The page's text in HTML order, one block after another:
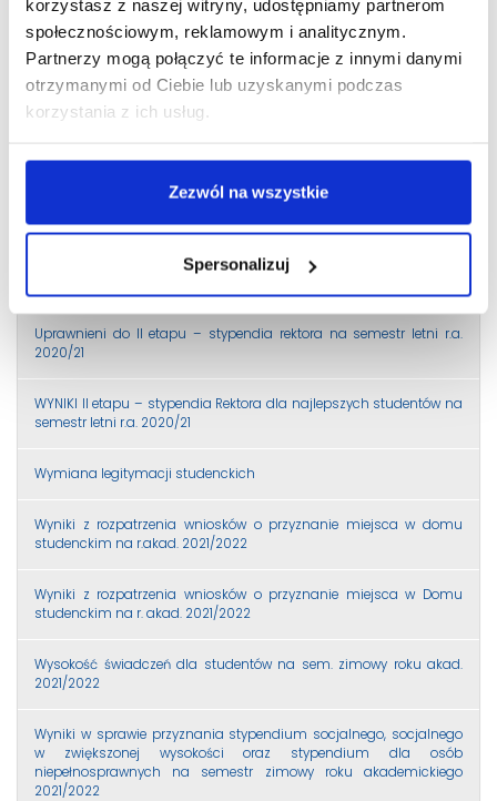
korzystasz z naszej witryny, udostępniamy partnerom
społecznościowym, reklamowym i analitycznym.
Partnerzy mogą połączyć te informacje z innymi danymi
otrzymanymi od Ciebie lub uzyskanymi podczas
korzystania z ich usług.
Zezwól na wszystkie
Spersonalizuj
2020/2021
Liczenie średniej dla studentów studiów II stopnia
Przedłużony termin składania wniosków o stypendium Rektora dla
Wyniki w sprawie przyznania stypendium socjalnego oraz
akademickiego 2020/2021
Uprawnieni do II etapu – stypendia rektora na semestr letni r.a.
2020/21
WYNIKI II etapu – stypendia Rektora dla najlepszych studentów na
semestr letni r.a. 2020/21
Wymiana legitymacji studenckich
Wyniki z rozpatrzenia wniosków o przyznanie miejsca w domu
studenckim na r.akad. 2021/2022
Wyniki z rozpatrzenia wniosków o przyznanie miejsca w Domu
studenckim na r. akad. 2021/2022
Wysokość świadczeń dla studentów na sem. zimowy roku akad.
2021/2022
Wyniki w sprawie przyznania stypendium socjalnego, socjalnego
w zwiększonej wysokości oraz stypendium dla osób
niepełnosprawnych na semestr zimowy roku akademickiego
2021/2022